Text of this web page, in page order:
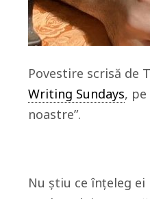
Povestire scrisă de
Writing Sundays,
noastre”.
Nu știu ce înțeleg